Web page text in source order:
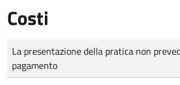
Costi
Tipo di pagamento
Importo
La presentazione della pratica non
pagamento